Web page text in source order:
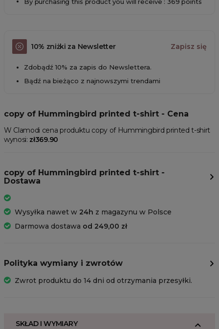
10% zniżki za Newsletter Zapisz się
Zdobądź 10% za zapis do Newslettera.
Bądź na bieżąco z najnowszymi trendami
copy of Hummingbird printed t-shirt - Cena
W Clamodi cena produktu copy of Hummingbird printed t-shirt
wynosi: zł369.90
copy of Hummingbird printed t-shirt -
Dostawa
Wysyłka nawet w 24h z magazynu w Polsce
Darmowa dostawa od 249,00 zł
Polityka wymiany i zwrotów
Zwrot produktu do 14 dni od otrzymania przesyłki.
SKŁAD I WYMIARY